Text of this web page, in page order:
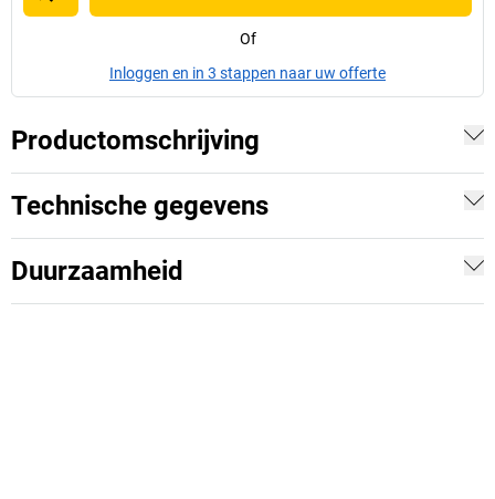
Of
Inloggen en in 3 stappen naar uw offerte
Productomschrijving
Technische gegevens
Duurzaamheid